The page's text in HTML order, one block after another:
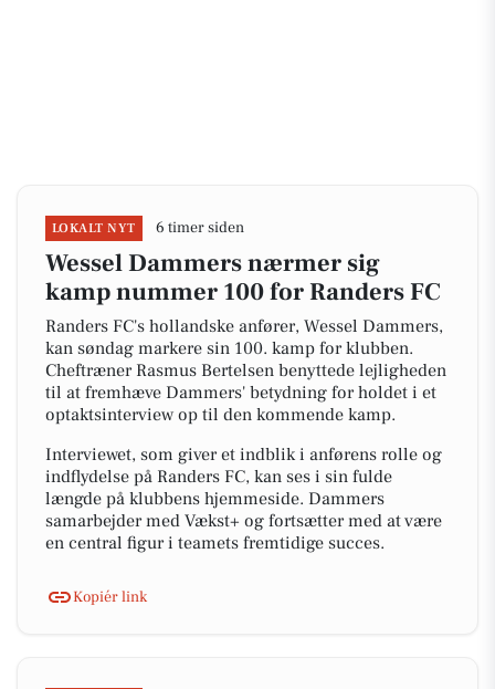
LOKALT NYT 6 timer siden
Wessel Dammers nærmer sig
kamp nummer 100 for Randers FC
Randers FC's hollandske anfører, Wessel Dammers,
kan søndag markere sin 100. kamp for klubben.
Cheftræner Rasmus Bertelsen benyttede lejligheden
til at fremhæve Dammers' betydning for holdet i et
optaktsinterview op til den kommende kamp.
Interviewet, som giver et indblik i anførens rolle og
indflydelse på Randers FC, kan ses i sin fulde
længde på klubbens hjemmeside. Dammers
samarbejder med Vækst+ og fortsætter med at være
en central figur i teamets fremtidige succes.
Kopiér link